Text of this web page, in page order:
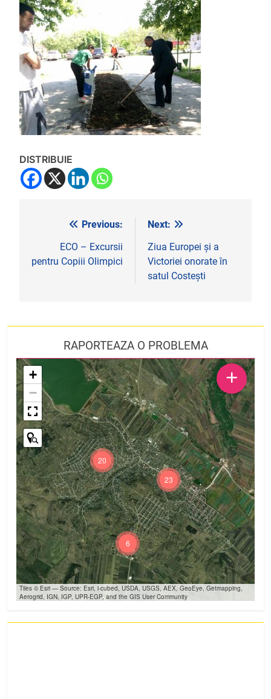
DISTRIBUIE
Navigare
articole
Previous:
ECO – Excursii
pentru Copiii Olimpici
Next:
Ziua Europei și a
Victoriei onorate în
satul Costești
RAPORTEAZA O PROBLEMA
23
20
6
+
−
Tiles © Esri — Source: Esri, i-cubed, USDA, USGS, AEX, GeoEye, Getmapping,
Aerogrid, IGN, IGP, UPR-EGP, and the GIS User Community
+